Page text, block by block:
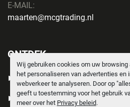
Wij gebruiken cookies om uw browsing
het personaliseren van advertenties en
webverkeer te analyseren. Door op
geeft u toestemming voor het gebruik
meer over het Privacy beleid.
E-MAIL:
maarten@mcgtrading.nl
ONTDEK
PRODUCTEN
VERKOCHT